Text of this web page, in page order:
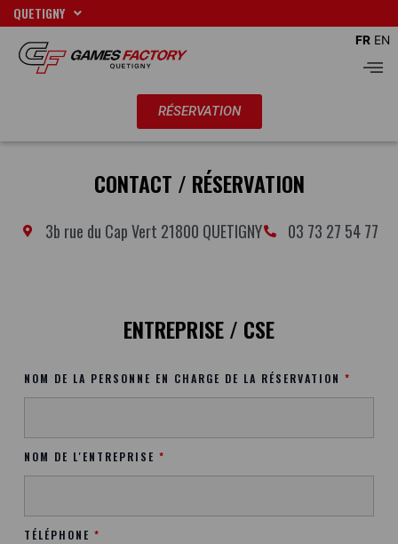
Aller
au
contenu
QUETIGNY
RÉSERVATION
FR EN
CONTACT / RÉSERVATION
3b rue du Cap Vert 21800 QUETIGNY 03 73 27 54 77
ENTREPRISE / CSE
NOM DE LA PERSONNE EN CHARGE DE LA RÉSERVATION*
NOM DE L'ENTREPRISE*
TÉLÉPHONE*